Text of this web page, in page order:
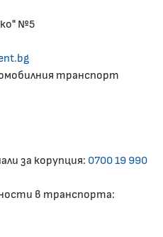
№5
транспорт
за корупция: 0700 19 990
в транспорта: